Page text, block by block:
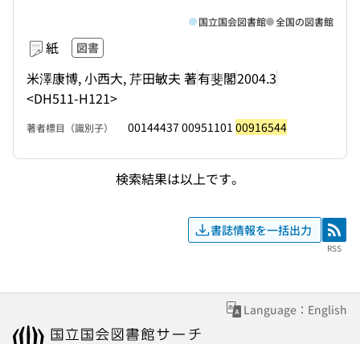
紙 図書
米澤康博, 小西大, 芹田敏夫 著有斐閣2004.3
<DH511-H121>
国立国会図書館 全国の図書館
著者標目（識別子） 00144437 00951101 00916544
検索結果は以上です。
書誌情報を一括出力 RSS
RSS
Language：English